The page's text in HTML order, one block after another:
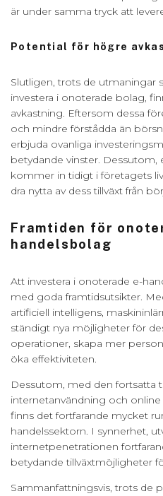
är under samma tryck att
Potential för högre
Slutligen, trots de
investera i onoterade bolag,
avkastning. Eftersom dessa
och mindre förstådda än
erbjuda ovanliga
betydande vinster.
kommer in tidigt i företagets
dra nytta av dess tillväxt från
Framtiden för
handelsbolag
Att investera i onoterade e-
med goda framtidsutsikter.
artificiell intelligens,
ständigt nya möjligheter för
operationer, skapa mer
öka effektiviteten.
Dessutom, med den fortsatta
internetanvändning och
finns det fortfarande mycket
handelssektorn. I synnerhet,
internetpenetrationen
betydande tillväxtmöjligheter
Sammanfattningsvis, trots de